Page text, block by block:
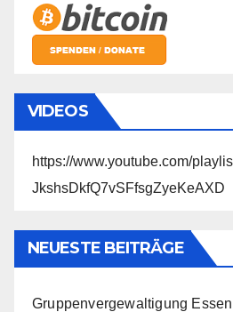
VIDEOS
https://www.youtube.com/
JkshsDkfQ7vSFfsgZyeKeAXD
NEUESTE BEITRÄGE
Gruppenvergewaltigung